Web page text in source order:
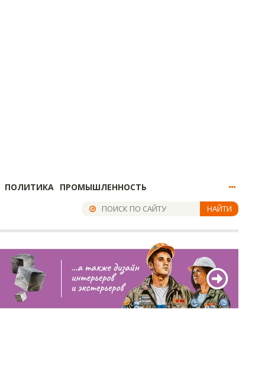
ПОЛИТИКА ПРОМЫШЛЕННОСТЬ
НАЙТИ